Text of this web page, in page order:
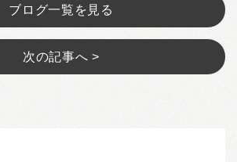
ブログ一覧を見る
次の記事へ >